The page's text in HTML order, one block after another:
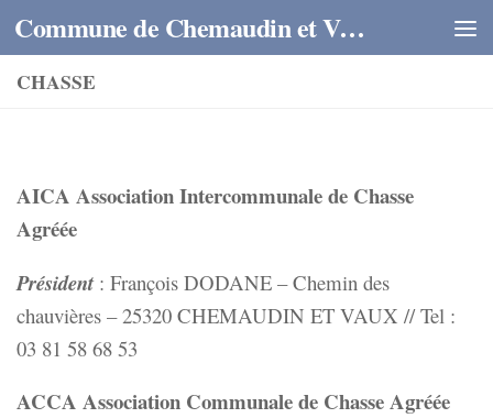
Skip to content Commune de Chemaudin et Vaux
CHASSE
AICA Association Intercommunale de Chasse
Agréée
Président : François DODANE – Chemin des
chauvières – 25320 CHEMAUDIN ET VAUX // Tel :
03 81 58 68 53
ACCA Association Communale de Chasse Agréée